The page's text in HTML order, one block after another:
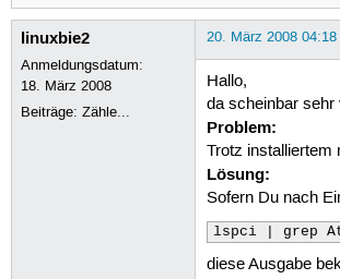
linuxbie2
Anmeldungsdatum:
18. März 2008
Beiträge:Zähle...
20. März 2008
Hallo,
da scheinbar
Problem:
Trotz installiertem
Lösung:
Sofern Du nach
lspci | grep
diese Ausgabe